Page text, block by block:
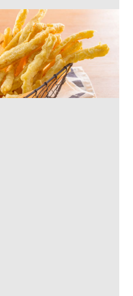
ト